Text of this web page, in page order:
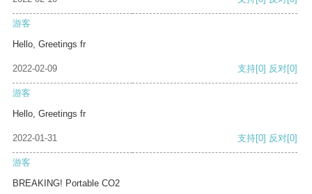
游客
Hello, Greetings fr
2022-02-09 支持[0] 反对[0]
游客
Hello, Greetings fr
2022-01-31 支持[0] 反对[0]
游客
BREAKING! Portable CO2